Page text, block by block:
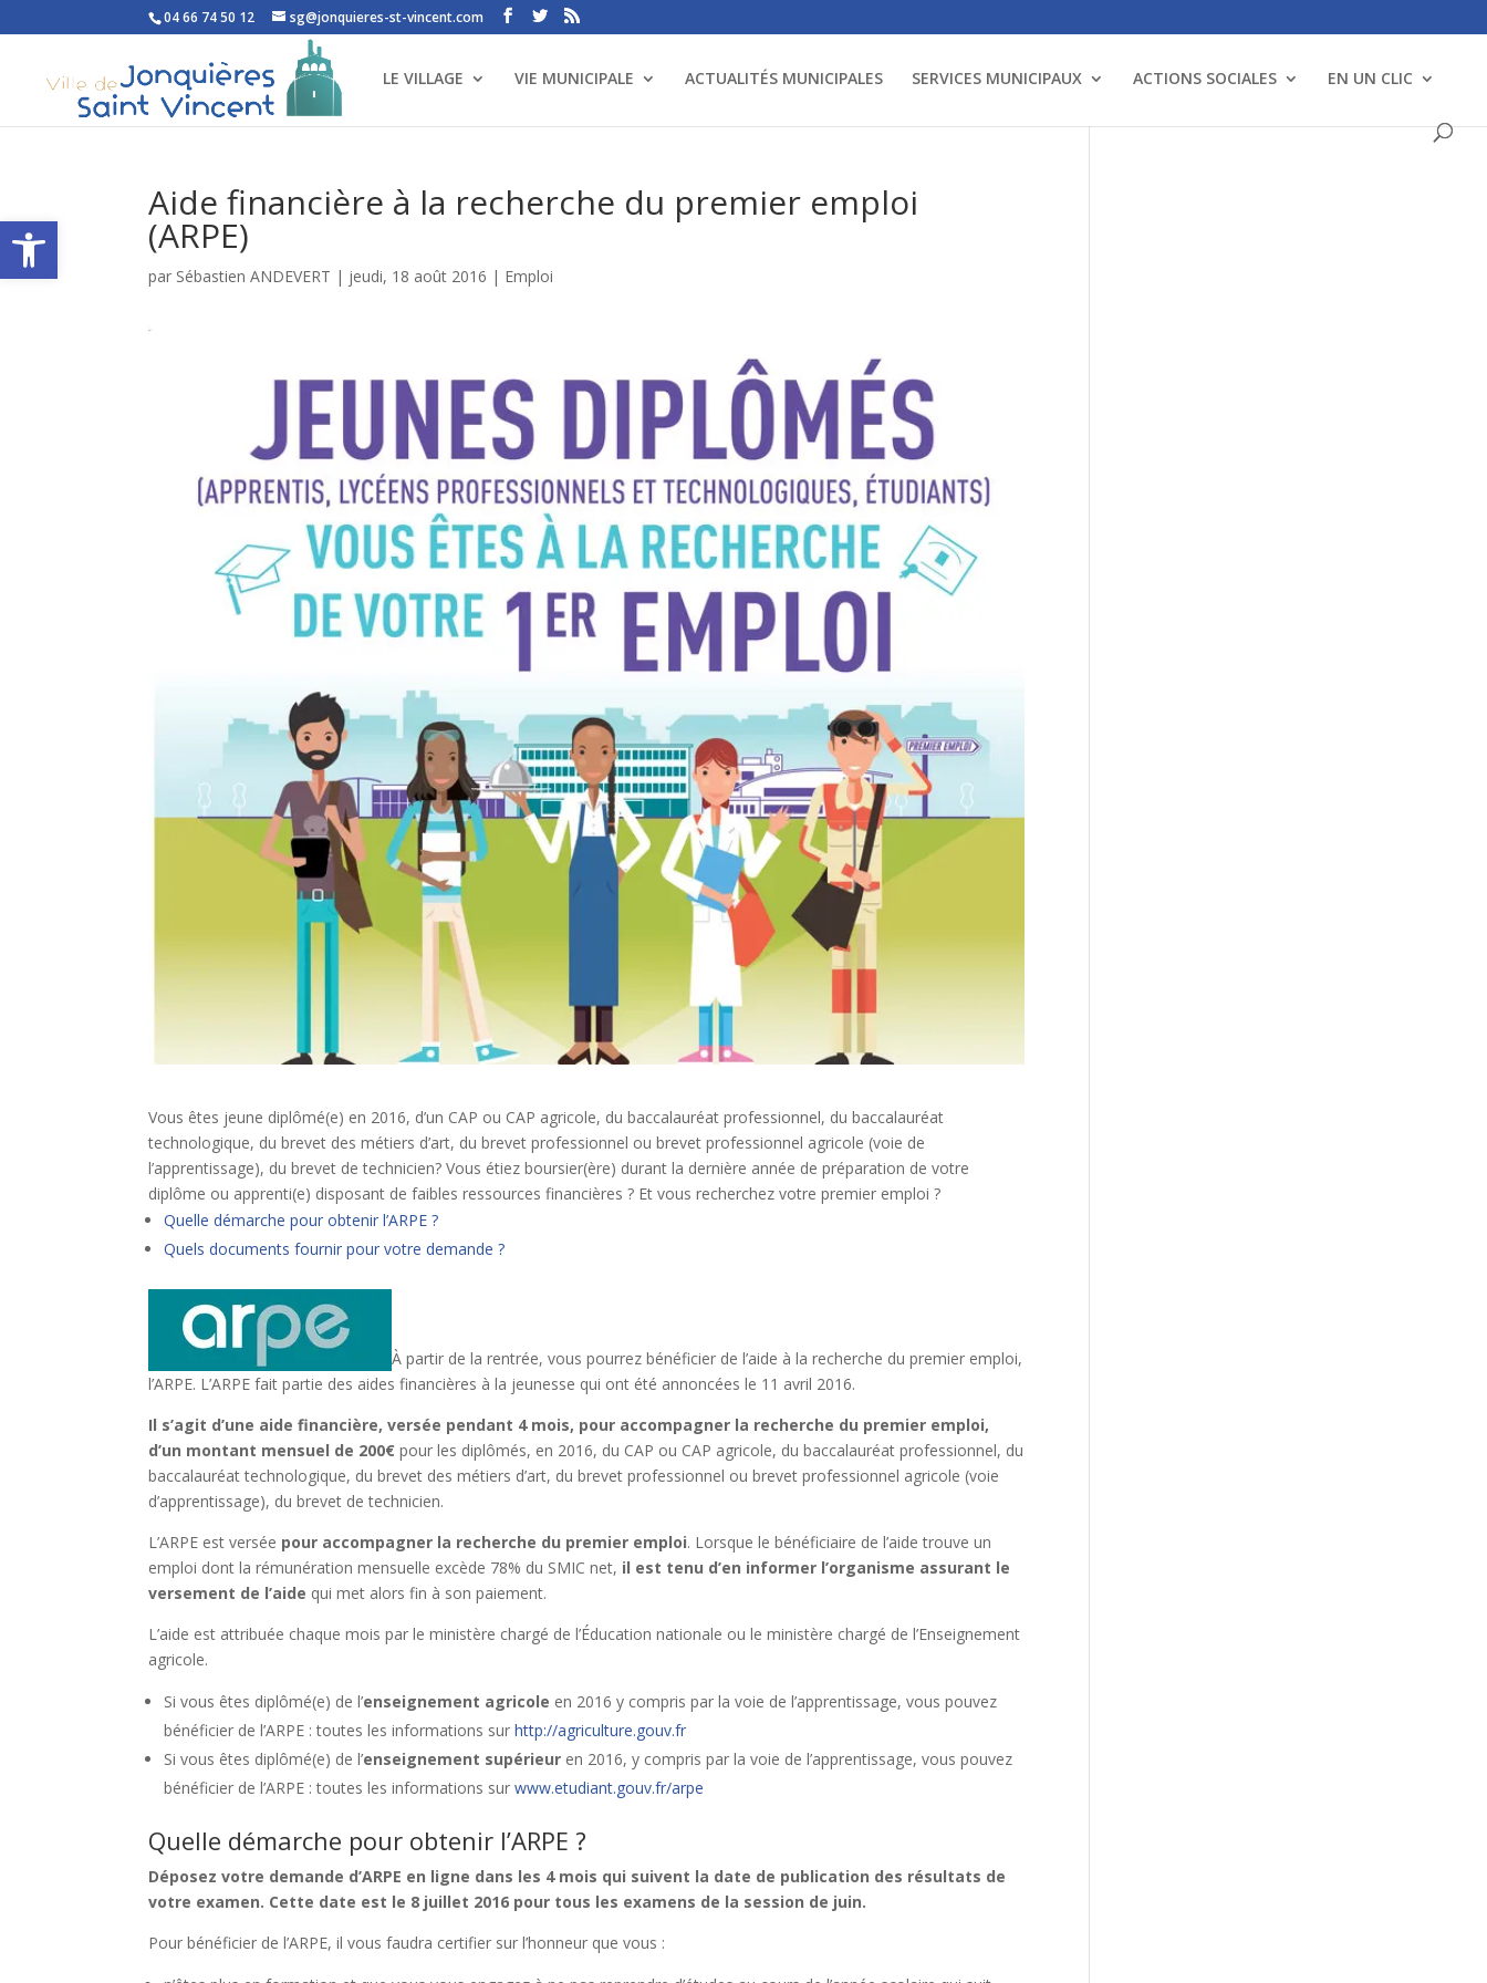
Ouvrir la barre d’outils
04 66 74 50 12 sg@jonquieres-st-vincent.com
LE VILLAGE VIE MUNICIPALE ACTUALITÉS MUNICIPALES SERVICES MUNICIPAUX ACTIONS SOCIALES EN UN CLIC
Aide financière à la recherche du premier emploi
(ARPE)
par Sébastien ANDEVERT | jeudi, 18 août 2016 | Emploi
Vous êtes jeune diplômé(e) en 2016, d’un CAP ou CAP agricole, du baccalauréat professionnel, du baccalauréat
technologique, du brevet des métiers d’art, du brevet professionnel ou brevet professionnel agricole (voie de
l’apprentissage), du brevet de technicien? Vous étiez boursier(ère) durant la dernière année de préparation de votre
diplôme ou apprenti(e) disposant de faibles ressources financières ? Et vous recherchez votre premier emploi ?
Quelle démarche pour obtenir l’ARPE ?
Quels documents fournir pour votre demande ?
À partir de la rentrée, vous pourrez bénéficier de l’aide à la recherche du premier emploi,
l’ARPE. L’ARPE fait partie des aides financières à la jeunesse qui ont été annoncées le 11 avril 2016.
Il s’agit d’une aide financière, versée pendant 4 mois, pour accompagner la recherche du premier emploi,
d’un montant mensuel de 200€ pour les diplômés, en 2016, du CAP ou CAP agricole, du baccalauréat professionnel, du
baccalauréat technologique, du brevet des métiers d’art, du brevet professionnel ou brevet professionnel agricole (voie
d’apprentissage), du brevet de technicien.
L’ARPE est versée pour accompagner la recherche du premier emploi. Lorsque le bénéficiaire de l’aide trouve un
emploi dont la rémunération mensuelle excède 78% du SMIC net, il est tenu d’en informer l’organisme assurant le
versement de l’aide qui met alors fin à son paiement.
L’aide est attribuée chaque mois par le ministère chargé de l’Éducation nationale ou le ministère chargé de l’Enseignement
agricole.
Si vous êtes diplômé(e) de l’enseignement agricole en 2016 y compris par la voie de l’apprentissage, vous pouvez
bénéficier de l’ARPE : toutes les informations surhttp://agriculture.gouv.fr
Si vous êtes diplômé(e) de l’enseignement supérieur en 2016, y compris par la voie de l’apprentissage, vous pouvez
bénéficier de l’ARPE : toutes les informations surwww.etudiant.gouv.fr/arpe
Quelle démarche pour obtenir l’ARPE ?
Déposezvotre demande d’ARPE en ligne dans les 4 mois qui suivent la date de publication des résultats de
votre examen. Cette date est le 8 juillet 2016 pour tous les examens de la session de juin.
Pour bénéficier de l’ARPE, il vous faudra certifier sur l’honneur que vous :